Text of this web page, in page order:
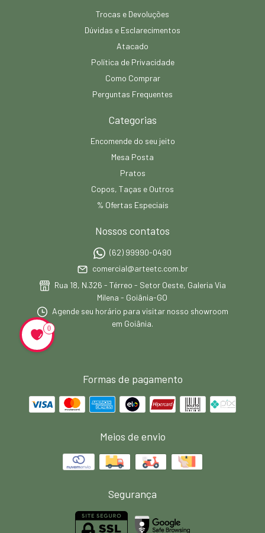
Trocas e Devoluções
Dúvidas e Esclarecimentos
Atacado
Política de Privacidade
Como Comprar
Perguntas Frequentes
Categorias
Encomende do seu jeito
Mesa Posta
Pratos
Copos, Taças e Outros
% Ofertas Especiais
Nossos contatos
(62) 99990-0490
comercial@arteetc.com.br
Rua 18, N.326 - Térreo - Setor Oeste, Galeria Via
Milena - Goiânia-GO
Agende seu horário para visitar nosso showroom
em Goiânia.
Formas de pagamento
Meios de envio
Segurança
0